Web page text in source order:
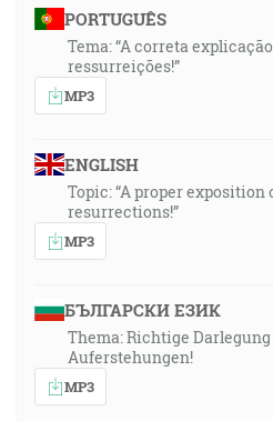
PORTUGUÊS
Tema: “A correta
ressurreições!”
MP3
ENGLISH
Topic: “A proper
resurrections!”
MP3
БЪЛГАРСКИ ЕЗИК
Thema: Richtige
Auferstehungen!
MP3